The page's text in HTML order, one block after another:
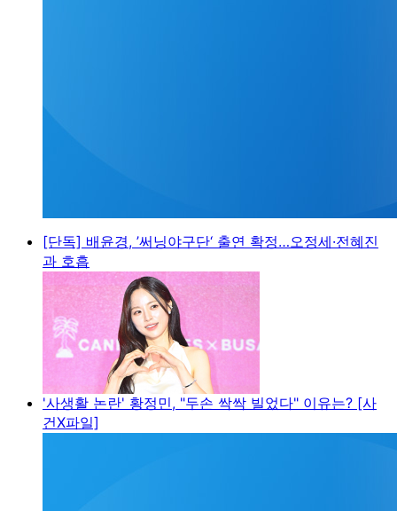
[단독] 배윤경, ’써닝야구단‘ 출연 확정…오정세·전혜진
과 호흡
'사생활 논란' 황정민, "두손 싹싹 빌었다" 이유는? [사
건X파일]